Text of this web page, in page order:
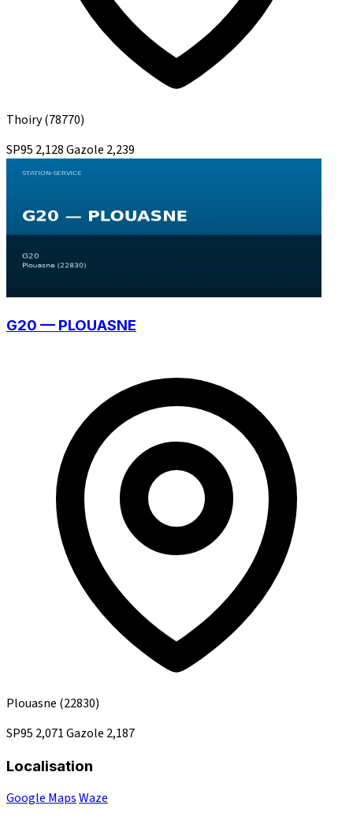
Thoiry(78770)
SP95 2,128Gazole 2,239
G20 — PLOUASNE
Plouasne (22830)
SP95 2,071Gazole 2,187
Localisation
Google MapsWaze